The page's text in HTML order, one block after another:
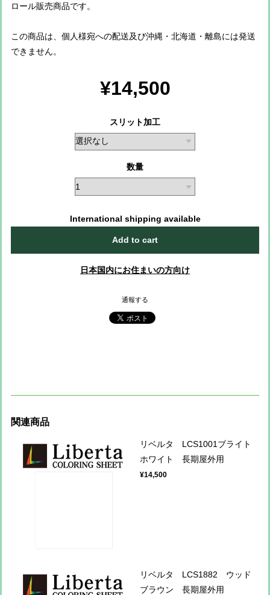
ロール販売商品です。
この商品は、個人様宛への配送及び沖縄・北海道・離島には発送
できません。
¥14,500
スリット加工
数量
International shipping available
Add to cart
日本国内にお住まいの方向け
通報する
関連商品
リベルタ LCS1001ブライト
ホワイト 長期屋外用
¥14,500
リベルタ LCS1882 ウッド
ブラウン 長期屋外用